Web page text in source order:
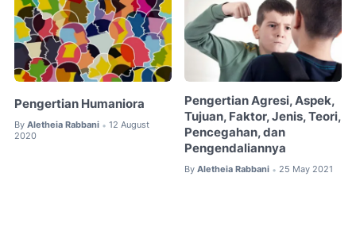
Pengertian Humaniora
By Aletheia Rabbani • 12 August
2020
Pengertian Agresi, Aspek,
Tujuan, Faktor, Jenis, Teori,
Pencegahan, dan
Pengendaliannya
By Aletheia Rabbani • 25 May 2021